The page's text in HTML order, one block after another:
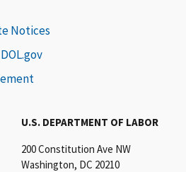
U.S. DEPARTMENT OF LABOR
200 Constitution Ave NW
Washington, DC 20210
Notices